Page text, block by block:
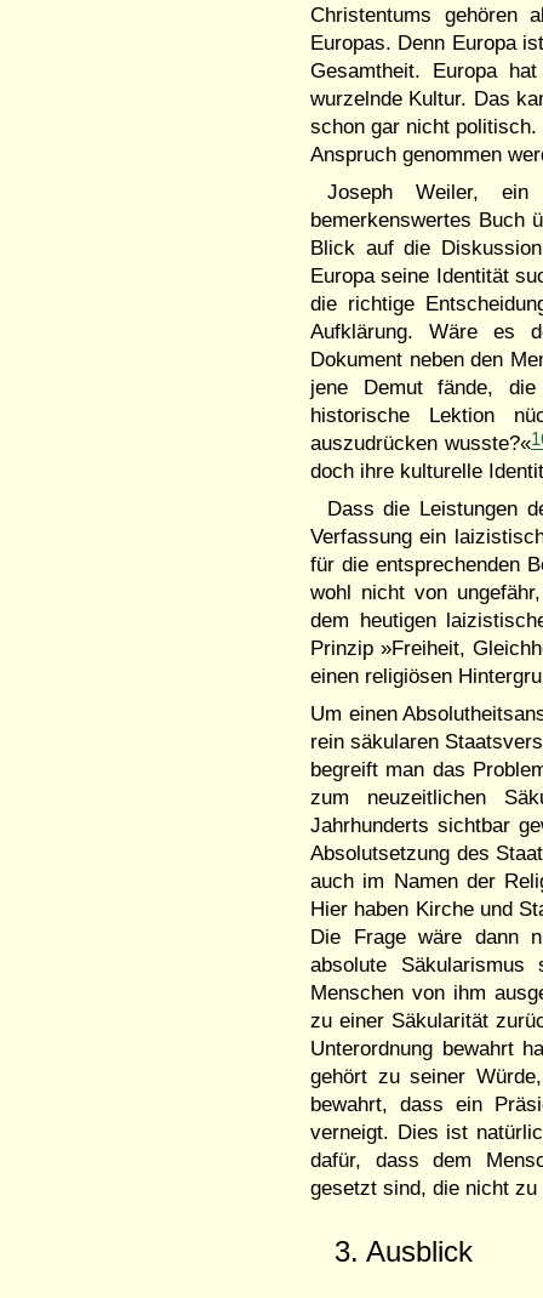
Christentums gehören
Europas. Denn Europa
Gesamtheit. Europa
wurzelnde Kultur. Das
schon gar nicht politisch.
Anspruch genommen
Joseph Weiler, ein
bemerkenswertes Buch
Blick auf die
Europa seine Identität
die richtige
Aufklärung. Wäre es
Dokument neben den
jene Demut fände,
historische Lektion
auszudrücken wusste?«
doch ihre kulturelle
Dass die Leistungen
Verfassung ein
für die entsprechenden
wohl nicht von
dem heutigen
Prinzip »Freiheit,
einen religiösen
Um einen
rein säkularen
begreift man das
zum neuzeitlichen
Jahrhunderts sichtbar
Absolutsetzung des
auch im Namen der
Hier haben Kirche und
Die Frage wäre dann
absolute
Menschen von ihm
zu einer Säkularität
Unterordnung bewahrt
gehört zu seiner
bewahrt, dass ein
verneigt. Dies ist
dafür, dass dem
gesetzt sind, die nicht
3. Ausblick